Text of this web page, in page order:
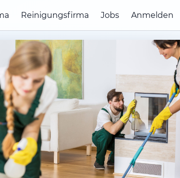
Reinigungsfirma Jobs Anmelden